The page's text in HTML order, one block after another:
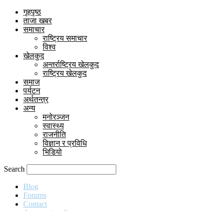
गृहपृष्ठ
ताजा खबर
समाचार
राष्ट्रिय समाचार
विश्व
खेलकुद
अन्तर्राष्ट्रिय खेलकुद
राष्ट्रिय खेलकुद
समाज
पर्यटन
अर्थतन्त्र
अन्य
मनोरञ्जन
स्वास्थ्य
राजनीति
विज्ञान र प्रविधि
भिडियो
Search
Blog
Forums
Contact